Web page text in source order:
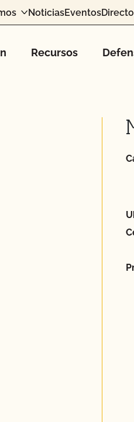
NoticiasEventos
Recursos